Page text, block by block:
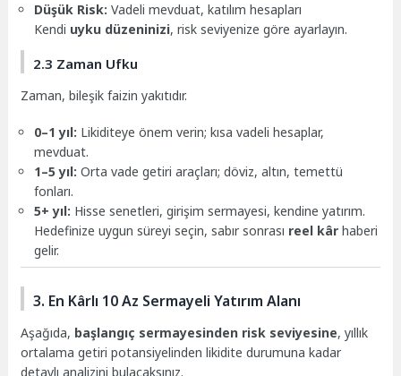
Düşük Risk: Vadeli mevduat, katılım hesapları
Kendi uyku düzeninizi, risk seviyenize göre ayarlayın.
2.3 Zaman Ufku
Zaman, bileşik faizin yakıtıdır.
0–1 yıl: Likiditeye önem verin; kısa vadeli hesaplar,
mevduat.
1–5 yıl: Orta vade getiri araçları; döviz, altın, temettü
fonları.
5+ yıl: Hisse senetleri, girişim sermayesi, kendine yatırım.
Hedefinize uygun süreyi seçin, sabır sonrası reel kâr haberi
gelir.
3. En Kârlı 10 Az Sermayeli Yatırım Alanı
Aşağıda, başlangıç sermayesinden risk seviyesine, yıllık
ortalama getiri potansiyelinden likidite durumuna kadar
detaylı analizini bulacaksınız.